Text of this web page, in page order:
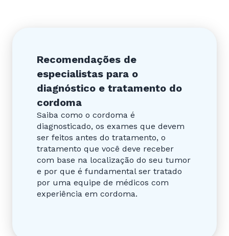
Recomendações de
especialistas para o
diagnóstico e tratamento do
cordoma
Saiba como o cordoma é
diagnosticado, os exames que devem
ser feitos antes do tratamento, o
tratamento que você deve receber
com base na localização do seu tumor
e por que é fundamental ser tratado
por uma equipe de médicos com
experiência em cordoma.